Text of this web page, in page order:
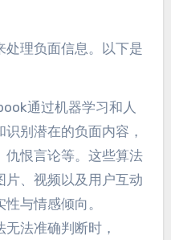
处理负面信息 。 以下是
通过机器学习和人
识别潜在的负面内容 ，
仇恨言论等。 这些算法
片、 视频以及用户互动
性与情感倾向 。
无法准确判断时，